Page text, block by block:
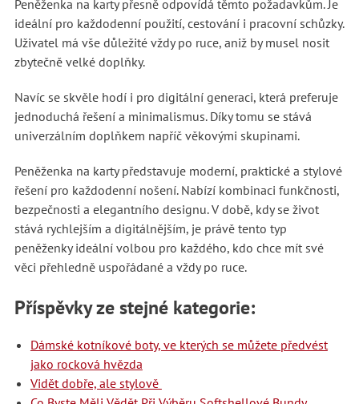
Peněženka na karty přesně odpovídá těmto požadavkům. Je
ideální pro každodenní použití, cestování i pracovní schůzky.
Uživatel má vše důležité vždy po ruce, aniž by musel nosit
zbytečně velké doplňky.
Navíc se skvěle hodí i pro digitální generaci, která preferuje
jednoduchá řešení a minimalismus. Díky tomu se stává
univerzálním doplňkem napříč věkovými skupinami.
Peněženka na karty představuje moderní, praktické a stylové
řešení pro každodenní nošení. Nabízí kombinaci funkčnosti,
bezpečnosti a elegantního designu. V době, kdy se život
stává rychlejším a digitálnějším, je právě tento typ
peněženky ideální volbou pro každého, kdo chce mít své
věci přehledně uspořádané a vždy po ruce.
Příspěvky ze stejné kategorie:
Dámské kotníkové boty, ve kterých se můžete předvést
jako rocková hvězda
Vidět dobře, ale stylově